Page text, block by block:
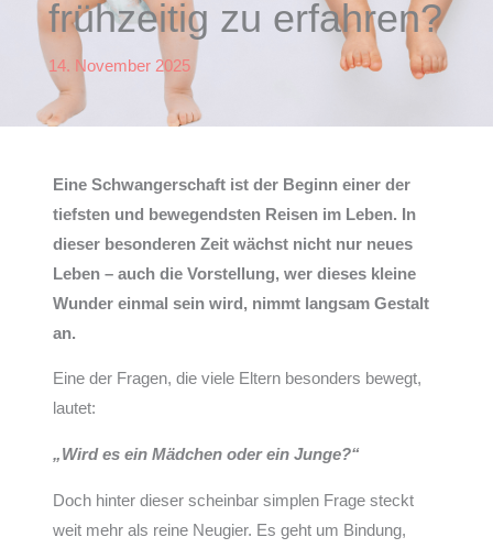
frühzeitig zu erfahren?
14. November 2025
Eine Schwangerschaft ist der Beginn einer der
tiefsten und bewegendsten Reisen im Leben. In
dieser besonderen Zeit wächst nicht nur neues
Leben – auch die Vorstellung, wer dieses kleine
Wunder einmal sein wird, nimmt langsam Gestalt
an.
Eine der Fragen, die viele Eltern besonders bewegt,
lautet:
„Wird es ein Mädchen oder ein Junge?“
Doch hinter dieser scheinbar simplen Frage steckt
weit mehr als reine Neugier. Es geht um Bindung,